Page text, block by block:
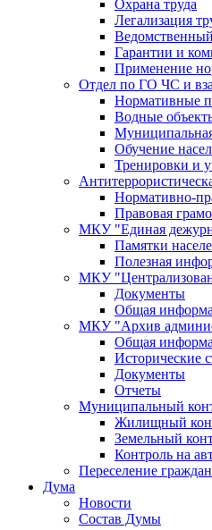
Охрана труда
Легализация
Ведомственный
Гарантии и
Применение
Отдел по ГО ЧС и
Нормативные
Водные
Обучение
Тренировки и
Нормативно-
Правовая
МКУ "Единая
Памятки
Полезная
МКУ
Документы
Общая
МКУ "Архив
Общая
Исторические
Документы
Отчеты
Муниципальный
Жилищный
Земельный
Контроль на
Переселение
Дума
Новости
Состав Думы